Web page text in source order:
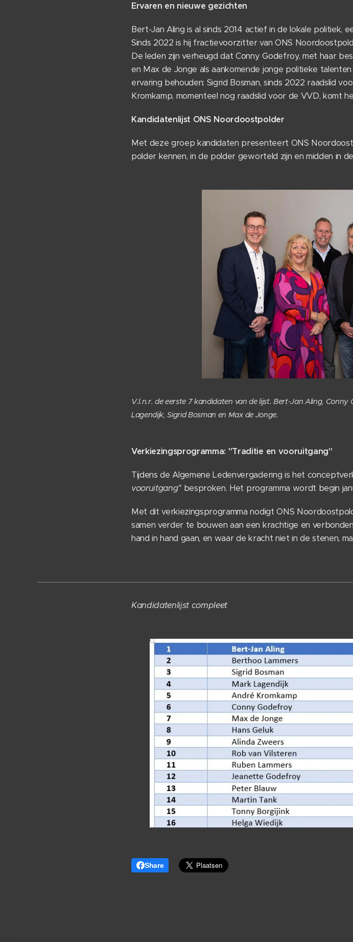
Ervaren en nieuwe gezichten
Bert-Jan Aling is al sinds 2014 actief in de lokale politiek,
Sinds 2022 is hij fractievoorzitter van ONS
De leden zijn verheugd dat Conny Godefroy, met haar
en Max de Jonge als aankomende jonge politieke
ervaring behouden: Sigrid Bosman, sinds 2022 raadslid
Kromkamp, momenteel nog raadslid voor de VVD, komt
Kandidatenlijst ONS Noordoostpolder
Met deze groep kandidaten presenteert ONS
polder kennen, in de polder geworteld zijn en midden in
V.l.n.r. de eerste 7 kandidaten van de lijst. Bert-Jan Aling,
Lagendijk, Sigrid Bosman en Max de Jonge.
Verkiezingsprogramma: "Traditie en vooruitgang"
Tijdens de Algemene Ledenvergadering is het
vooruitgang" besproken. Het programma wordt begin
Met dit verkiezingsprogramma nodigt ONS
samen verder te bouwen aan een krachtige en
hand in hand gaan, en waar de kracht niet in de stenen,
Kandidatenlijst compleet
Share